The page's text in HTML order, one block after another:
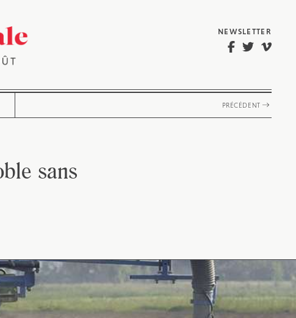
NEWSLETTER
PRÉCÉDENT
sans
avec une